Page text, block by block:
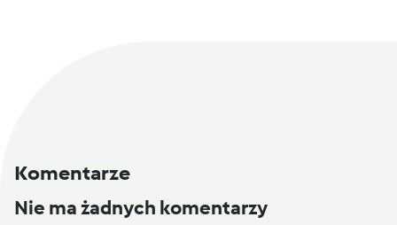
Komentarze
Nie ma żadnych komentarzy